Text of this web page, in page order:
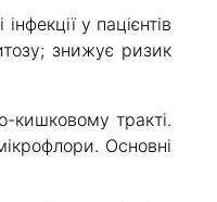
у пацієнтів
знижує ризик
кишковому тракті.
Основні